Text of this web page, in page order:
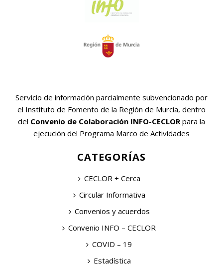
Servicio de información parcialmente subvencionado por
el Instituto de Fomento de la Región de Murcia, dentro
del Convenio de Colaboración INFO-CECLOR para la
ejecución del Programa Marco de Actividades
CATEGORÍAS
CECLOR + Cerca
Circular Informativa
Convenios y acuerdos
Convenio INFO – CECLOR
COVID – 19
Estadística